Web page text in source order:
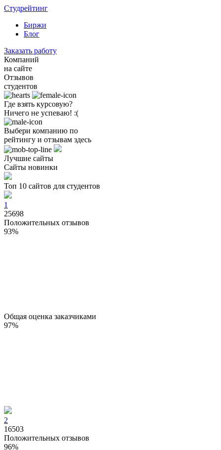
Студрейтинг
Биржи
Блог
Заказать работу
Компаний
на сайте
Отзывов
студентов
Где взять курсовую?
Ничего не успеваю! :(
Выбери компанию по
рейтингу и отзывам здесь
Лучшие сайты
Сайты новинки
Топ 10 сайтов для студентов
1
25698
Положительных отзывов
93%
Общая оценка заказчиками
97%
2
16503
Положительных отзывов
96%